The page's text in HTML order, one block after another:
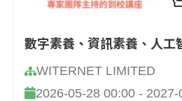
數字素養、資訊素養、人工
WITERNET LIMITED
2026-05-28 00:00 -